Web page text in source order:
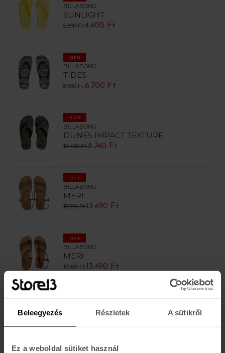
Beleegyezés Részletek A sütikről
Ez a weboldal sütiket használ
BILLABONG
SUNLIGHT
6.290 Ft4.400 Ft
-25%
BILLABONG
TIDES
8.990 Ft6.700 Ft
-30%
BILLABONG
DUNES IMPACT TEXTURE
12.490 Ft8.740 Ft
-25%
BILLABONG
MERI
17.990 Ft 13.490 Ft
-25%
BILLABONG
MERI
17.990 Ft 13.490 Ft
ONSHORE
17.490 Ft